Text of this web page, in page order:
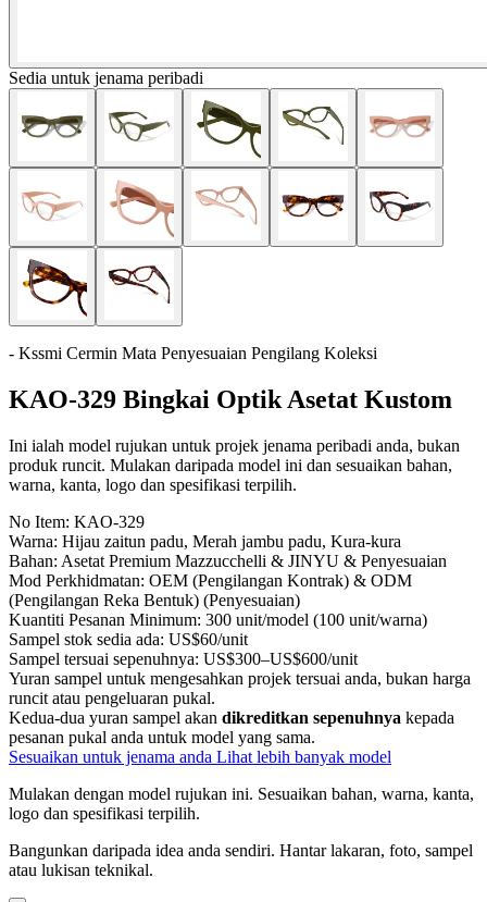
Sedia untuk jenama peribadi
- Kssmi Cermin Mata Penyesuaian Pengilang Koleksi
KAO-329 Bingkai Optik Asetat Kustom
Ini ialah model rujukan untuk projek jenama peribadi anda, bukan
produk runcit. Mulakan daripada model ini dan sesuaikan bahan,
warna, kanta, logo dan spesifikasi terpilih.
No Item: KAO-329
Warna: Hijau zaitun padu, Merah jambu padu, Kura-kura
Bahan: Asetat Premium Mazzucchelli & JINYU & Penyesuaian
Mod Perkhidmatan: OEM (Pengilangan Kontrak) & ODM
(Pengilangan Reka Bentuk) (Penyesuaian)
Kuantiti Pesanan Minimum: 300 unit/model (100 unit/warna)
Sampel stok sedia ada: US$60/unit
Sampel tersuai sepenuhnya: US$300–US$600/unit
Yuran sampel untuk mengesahkan projek tersuai anda, bukan harga
runcit atau pengeluaran pukal.
Kedua-dua yuran sampel akan dikreditkan sepenuhnya kepada
pesanan pukal anda untuk model yang sama.
Sesuaikan untuk jenama anda Lihat lebih banyak model
Mulakan dengan model rujukan ini. Sesuaikan bahan, warna, kanta,
logo dan spesifikasi terpilih.
Bangunkan daripada idea anda sendiri. Hantar lakaran, foto, sampel
atau lukisan teknikal.